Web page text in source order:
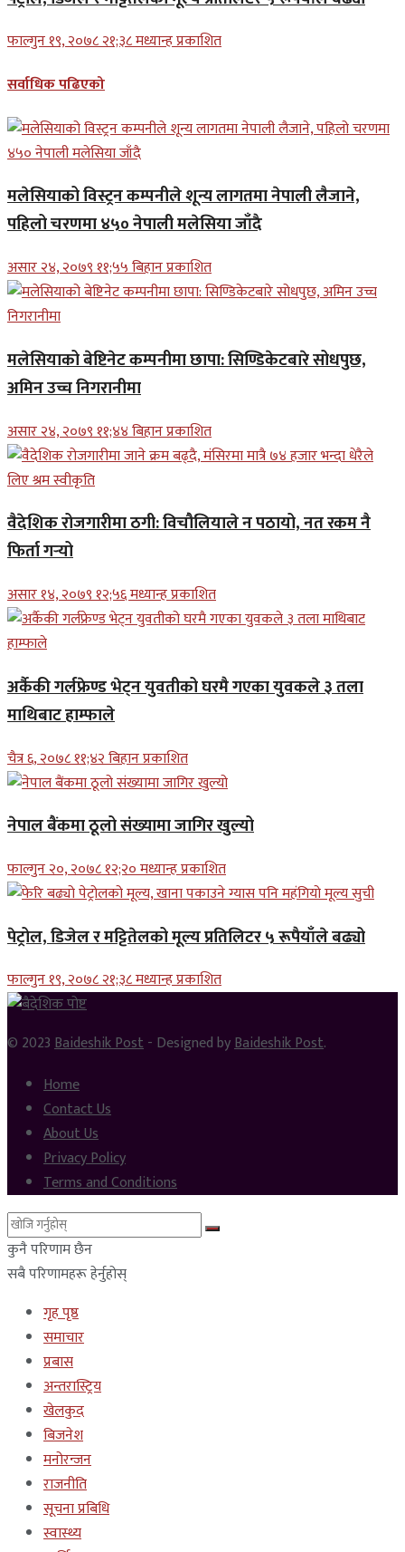
फाल्गुन १९, २०७८ २१;३८ मध्यान्ह प्रकाशित
सर्वाधिक पढिएको
मलेसियाको विस्ट्रन कम्पनीले शून्य लागतमा नेपाली लैजाने,
पहिलो चरणमा ४५० नेपाली मलेसिया जाँदै
असार २४, २०७९ ११;५५ बिहान प्रकाशित
मलेसियाको बेष्टिनेट कम्पनीमा छापा: सिण्डिकेटबारे सोधपुछ,
अमिन उच्च निगरानीमा
असार २४, २०७९ ११;४४ बिहान प्रकाशित
वैदेशिक रोजगारीमा ठगी: विचौलियाले न पठायो, नत रकम नै
फिर्ता गर्‍यो
असार १४, २०७९ १२;५६ मध्यान्ह प्रकाशित
अर्कैकी गर्लफ्रेण्ड भेट्न युवतीको घरमै गएका युवकले ३ तला
माथिबाट हाम्फाले
चैत्र ६, २०७८ ११;४२ बिहान प्रकाशित
नेपाल बैंकमा ठूलो संख्यामा जागिर खुल्यो
फाल्गुन २०, २०७८ १२;२० मध्यान्ह प्रकाशित
पेट्रोल, डिजेल र मट्टितेलको मूल्य प्रतिलिटर ५ रूपैयाँले बढ्यो
फाल्गुन १९, २०७८ २१;३८ मध्यान्ह प्रकाशित
© 2023Baideshik Post- Designed byBaideshik Post.
Home
Contact Us
About Us
Privacy Policy
Terms and Conditions
कुनै परिणाम छैन
सबै परिणामहरू हेर्नुहोस्
गृह पृष्ठ
समाचार
प्रबास
अन्तरास्ट्रिय
खेलकुद
बिजनेश
मनोरन्जन
राजनीति
सूचना प्रबिधि
स्वास्थ्य